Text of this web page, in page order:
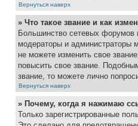
Вернуться наверх
» Что такое звание и как
Большинство сетевых форумов
модераторы и администраторы
не можете изменить свое
повысить свое звание.
звание, то можете лично
Вернуться наверх
» Почему, когда я нажимаю
Только зарегистрированные